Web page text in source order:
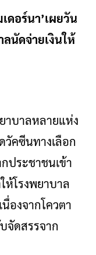
ดอร์นา’เผยวัน
นัดจ่ายเงินให้
าบาลหลายแห่ง
วัคซีนทางเลือก
ประชาชนเข้า
โรงพยาบาล
องจากโควตา
จัดสรรจาก